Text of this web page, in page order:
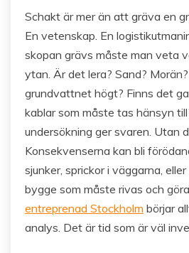
Schakt är mer än att gräva en
En vetenskap. En
skopan grävs måste man veta
ytan. Är det lera? Sand?
grundvattnet högt? Finns det
kablar som måste tas hänsyn
undersökning ger svaren. Utan
Konsekvenserna kan bli
sjunker, sprickor i väggarna,
bygge som måste rivas och
entreprenad Stockholm börjar
analys. Det är tid som är väl